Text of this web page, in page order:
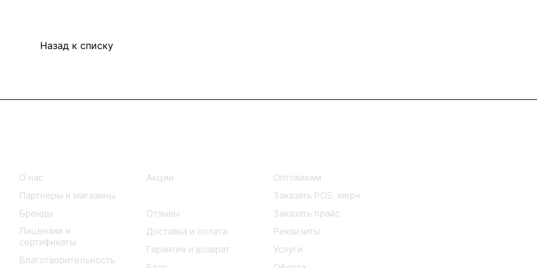
Назад к списку
О нас
Партнеры и магазины
Бренды
Лицензии и
сертификаты
Благотворительность
Акции
Отзывы
Доставка и оплата
Гарантия и возврат
Оптовикам
Заказать POS, мерч
Заказать прайс
Реквизиты
Услуги